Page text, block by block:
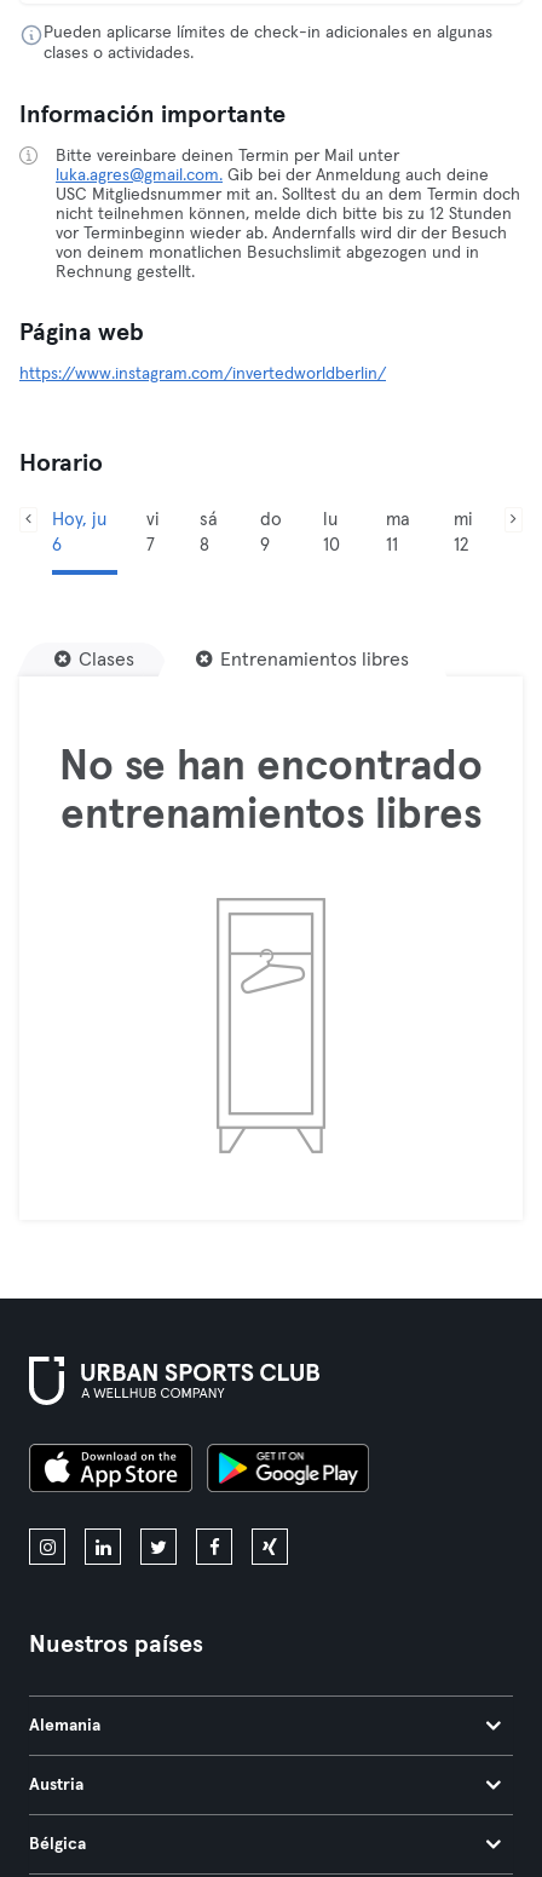
Pueden aplicarse límites de check-in adicionales en algunas
clases o actividades.
Información importante
Bitte vereinbare deinen Termin per Mail unter
luka.agres@gmail.com. Gib bei der Anmeldung auch deine
USC Mitgliedsnummer mit an. Solltest du an dem Termin doch
nicht teilnehmen können, melde dich bitte bis zu 12 Stunden
vor Terminbeginn wieder ab. Andernfalls wird dir der Besuch
von deinem monatlichen Besuchslimit abgezogen und in
Rechnung gestellt.
Página web
https://www.instagram.com/invertedworldberlin/
Horario
Hoy, ju
6
vi
7
sá
8
do
9
lu
10
ma
11
mi
12
Clases Entrenamientos libres
No se han encontrado
entrenamientos libres
Nuestros países
Alemania
Austria
Bélgica